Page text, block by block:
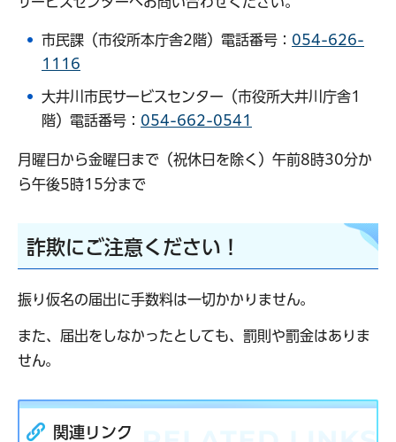
市民課（市役所本庁舎2階）電話番号： 054-626-
1116
大井川市民サービスセンター（市役所大井川庁舎1
階）電話番号： 054-662-0541
月曜日から金曜日まで（祝休日を除く）午前8時30分か
ら午後5時15分まで
詐欺にご注意ください！
振り仮名の届出に手数料は一切かかりません。
また、届出をしなかったとしても、罰則や罰金はありま
せん。
関連リンク